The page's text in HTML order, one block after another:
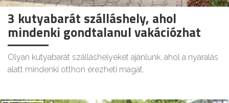
3 kutyabarát szálláshely, ahol
mindenki gondtalanul vakációzhat
Olyan kutyabarát szálláshelyeket ajánlunk, ahol a nyaralás
alatt mindenki otthon érezheti magát.